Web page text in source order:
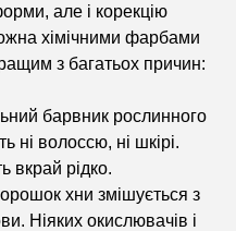
але і корекцію
хімічними фарбами
з багатьох причин:
барвник рослинного
ні волоссю, ні шкірі.
вкрай рідко.
хни змішується з
Ніяких окислювачів і